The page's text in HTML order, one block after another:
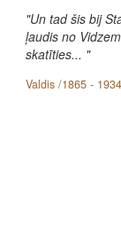
"Un tad šis bij
ļaudis no
skatīties... "
Valdis /1865 -